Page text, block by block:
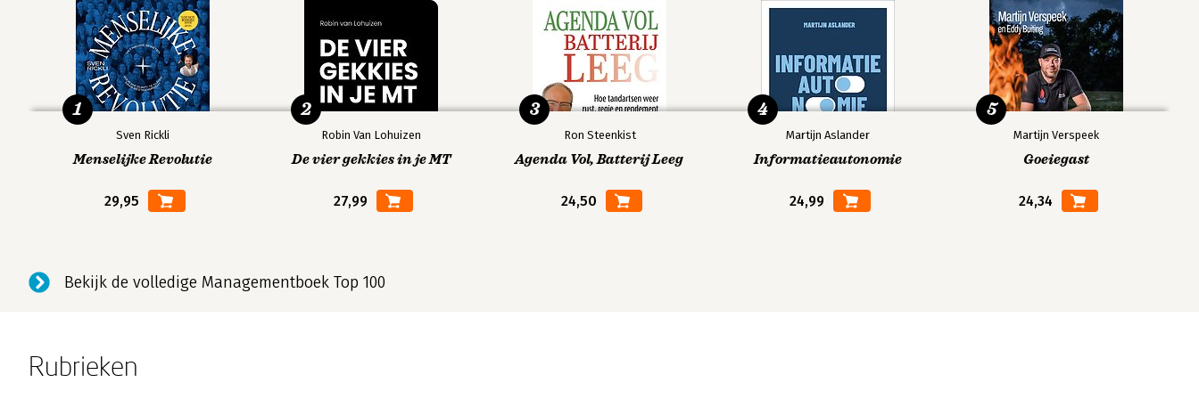
Why? For what purpose?
Why? For what cause?
Whydunnit?
Why are we here?
How to use the Why? question
Internal Why? questions
External Why? questions
When asking Why?, stick to the facts
If you need to ask Why?, the sooner you do it the better
Why bother?
Constructive questioning: what are your better ideas?
Sven Rickli
Menselijke Revolutie
29,95
1
Robin Van Lohuizen
De vier gekkies in je MT
27,99
2
Ron Steenkist
Agenda Vol, Batterij Leeg
24,50
3
Martijn Aslander
Informatieautonomie
24,99
4
Martijn Verspeek
Goeiegast
24,34
5
Bekijk de volledige Managementboek Top 100
Rubrieken